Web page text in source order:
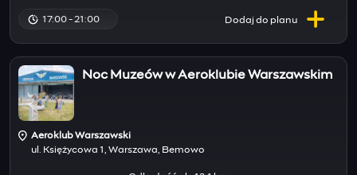
17:00 - 21:00 Dodaj do planu
Noc Muzeów w Aeroklubie Warszawskim
Aeroklub Warszawski
ul. Księżycowa 1, Warszawa, Bemowo